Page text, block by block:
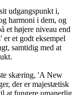
udgangspunkt i,
harmoni i dem, og
et højere niveau end
er et godt eksempel
samtidig med at
skæring, 'A New
der er majestætisk
at fungere umanerlig